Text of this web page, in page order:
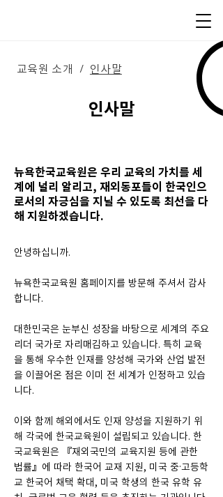
교육원 소개 / 인사말
인사말
뉴욕한국교육원은 우리 교육의 가치를 세
계에 널리 알리고, 재외동포들이 한국인으
로서의 자긍심을 지닐 수 있도록 최선을 다
해 지원하겠습니다.
안녕하십니까.
뉴욕한국교육원 홈페이지를 방문해 주셔서 감사
합니다.
대한민국은 눈부신 성장을 바탕으로 세계의 주요
리더 국가로 자리매김하고 있습니다. 특히 교육
을 통해 우수한 인재를 양성해 국가와 산업 발전
을 이끌어온 점은 이미 전 세계가 인정하고 있습
니다.
이와 함께 해외에서도 인재 양성을 지원하기 위
해 각국에 한국교육원이 설립되고 있습니다. 한
국교육원은 『재외국민의 교육지원 등에 관한
법률』에 따라 한국어 교재 지원, 미국 중·고등학
교 한국어 채택 확대, 미국 학생의 한국 유학 유